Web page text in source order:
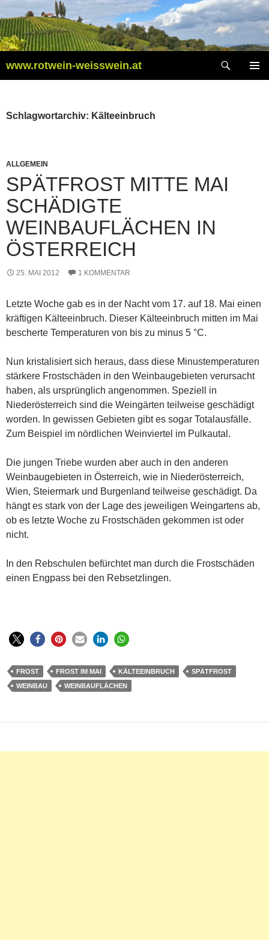
Inhalt
springen
www.rotwein-weisswein.at
Schlagwortarchiv: Kälteeinbruch
ALLGEMEIN
SPÄTFROST MITTE MAI
SCHÄDIGTE
WEINBAUFLÄCHEN IN
ÖSTERREICH
25. MAI 2012 1 KOMMENTAR
Letzte Woche gab es in der Nacht vom 17. auf 18. Mai einen
kräftigen Kälteeinbruch. Dieser Kälteeinbruch mitten im Mai
bescherte Temperaturen von bis zu minus 5 °C.
Nun kristalisiert sich heraus, dass diese Minustemperaturen
stärkere Frostschäden in den Weinbaugebieten verursacht
haben, als ursprünglich angenommen. Speziell in
Niederösterreich sind die Weingärten teilweise geschädigt
worden. In gewissen Gebieten gibt es sogar Totalausfälle.
Zum Beispiel im nördlichen Weinviertel im Pulkautal.
Die jungen Triebe wurden aber auch in den anderen
Weinbaugebieten in Österreich, wie in Niederösterreich,
Wien, Steiermark und Burgenland teilweise geschädigt. Da
hängt es stark von der Lage des jeweiligen Weingartens ab,
ob es letzte Woche zu Frostschäden gekommen ist oder
nicht.
In den Rebschulen befürchtet man durch die Frostschäden
einen Engpass bei den Rebsetzlingen.
FROST FROST IM MAI KÄLTEEINBRUCH
SPÄTFROST
WEINBAU
WEINBAUFLÄCHEN